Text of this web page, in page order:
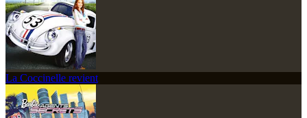
La Coccinelle revient